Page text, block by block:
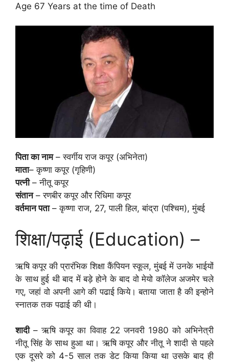
Age 67 Years at the time of Death
पिता का नाम– स्वर्गीय राज कपूर (अभिनेता)
माता– कृष्णा कपूर (गृहिणी)
पत्नी– नीतू कपूर
संतान– रणबीर कपूर और रिधिमा कपूर
वर्तमान पता– कृष्णा राज, 27, पाली हिल, बांद्रा (पश्चिम), मुंबई
शिक्षा/पढ़ाई (Education) –
ऋषि कपूर की प्रारंभिक शिक्षा कैंपियन स्कूल, मुंबई में उनके भाईयों
के साथ हुई थी बाद में बड़े होने के बाद वो मेयो कॉलेज अजमेर चले
गए, जहां वो अपनी आगे की पढाई किये। बताया जाता है की इन्होने
स्नातक तक पढाई की थी।
शादी– ऋषि कपूर का विवाह 22 जनवरी 1980 को अभिनेत्री
नीतू सिंह के साथ हुआ था। ऋषि कपूर और नीतू ने शादी से पहले
एक दूसरे को 4-5 साल तक डेट किया किया था उसके बाद ही